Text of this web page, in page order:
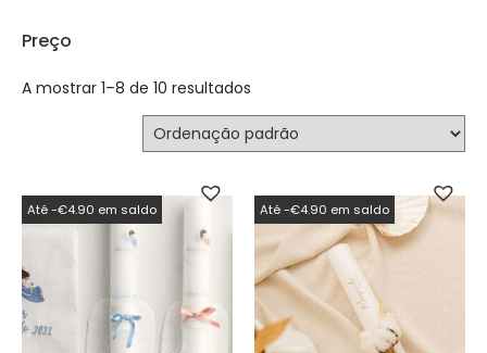
Preço
A mostrar 1–8 de 10 resultados
Até -€4.90 em saldo Até -€4.90 em saldo